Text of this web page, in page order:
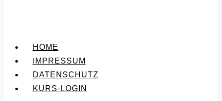
HOME
IMPRESSUM
DATENSCHUTZ
KURS-LOGIN